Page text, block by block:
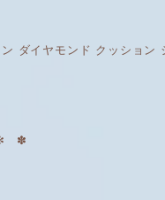
ダイヤモンド クッション
✼ ✽